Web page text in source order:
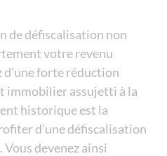
de défiscalisation non
votre revenu
forte réduction
immobilier assujetti à la
historique est la
d’une défiscalisation
devenez ainsi